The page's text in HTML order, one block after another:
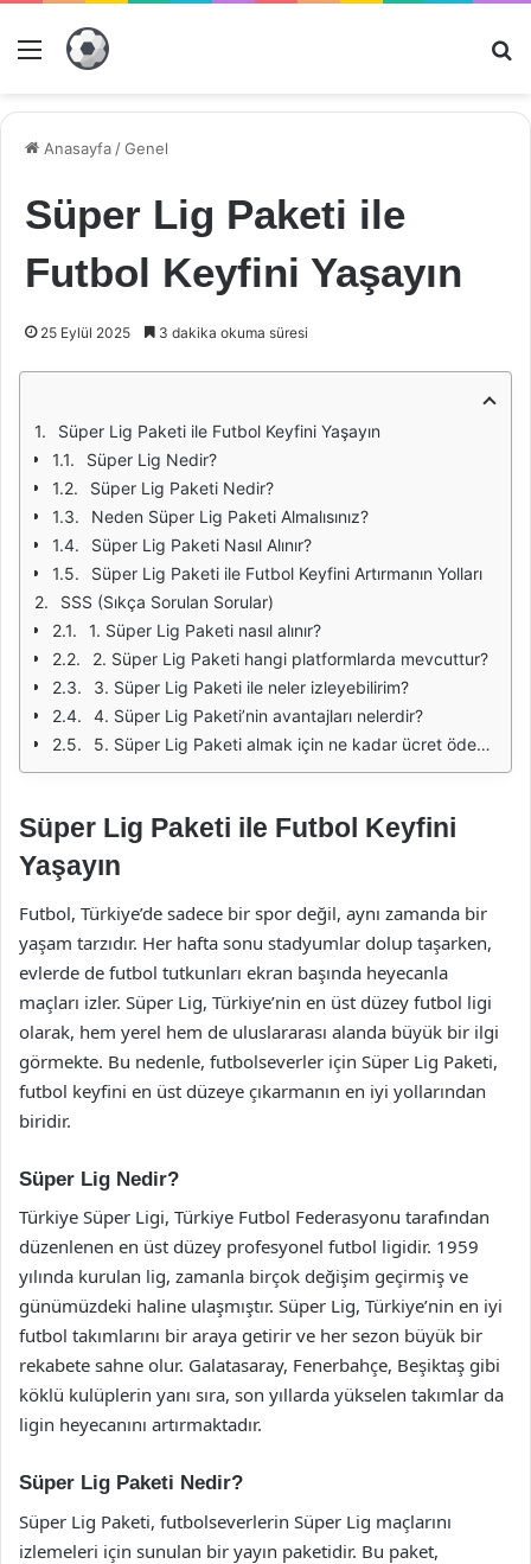
Menü
Anasayfa /Genel
Süper Lig Paketi ile
Futbol Keyfini Yaşayın
25 Eylül 2025 3 dakika okuma süresi
Süper Lig Paketi ile Futbol Keyfini Yaşayın
Süper Lig Nedir?
Süper Lig Paketi Nedir?
Neden Süper Lig Paketi Almalısınız?
Süper Lig Paketi Nasıl Alınır?
Süper Lig Paketi ile Futbol Keyfini Artırmanın Yolları
SSS (Sıkça Sorulan Sorular)
1. Süper Lig Paketi nasıl alınır?
2. Süper Lig Paketi hangi platformlarda mevcuttur?
3. Süper Lig Paketi ile neler izleyebilirim?
4. Süper Lig Paketi’nin avantajları nelerdir?
5. Süper Lig Paketi almak için ne kadar ücret ödemem gerekir?
Süper Lig Paketi ile Futbol Keyfini
Yaşayın
Futbol, Türkiye’de sadece bir spor değil, aynı zamanda bir
yaşam tarzıdır. Her hafta sonu stadyumlar dolup taşarken,
evlerde de futbol tutkunları ekran başında heyecanla
maçları izler. Süper Lig, Türkiye’nin en üst düzey futbol ligi
olarak, hem yerel hem de uluslararası alanda büyük bir ilgi
görmekte. Bu nedenle, futbolseverler için Süper Lig Paketi,
futbol keyfini en üst düzeye çıkarmanın en iyi yollarından
biridir.
Süper Lig Nedir?
Türkiye Süper Ligi, Türkiye Futbol Federasyonu tarafından
düzenlenen en üst düzey profesyonel futbol ligidir. 1959
yılında kurulan lig, zamanla birçok değişim geçirmiş ve
günümüzdeki haline ulaşmıştır. Süper Lig, Türkiye’nin en iyi
futbol takımlarını bir araya getirir ve her sezon büyük bir
rekabete sahne olur. Galatasaray, Fenerbahçe, Beşiktaş gibi
köklü kulüplerin yanı sıra, son yıllarda yükselen takımlar da
ligin heyecanını artırmaktadır.
Süper Lig Paketi Nedir?
Süper Lig Paketi, futbolseverlerin Süper Lig maçlarını
izlemeleri için sunulan bir yayın paketidir. Bu paket,